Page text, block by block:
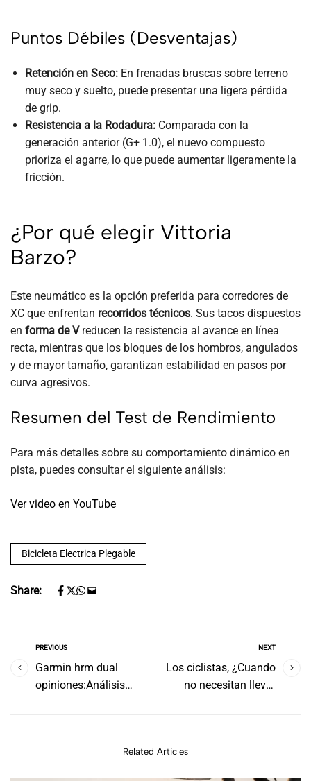
Puntos Débiles (Desventajas)
Retención en Seco:En frenadas bruscas sobre terreno
muy seco y suelto, puede presentar una ligera pérdida
de grip.
Resistencia a la Rodadura:Comparada con la
generación anterior (G+ 1.0), el nuevo compuesto
prioriza el agarre, lo que puede aumentar ligeramente la
fricción.
¿Por qué elegir Vittoria
Barzo?
Este neumático es la opción preferida para corredores de
XC que enfrentan recorridos técnicos. Sus tacos dispuestos
en forma de Vreducen la resistencia al avance en línea
recta, mientras que los bloques de los hombros, angulados
y de mayor tamaño, garantizan estabilidad en pasos por
curva agresivos.
Resumen del Test de Rendimiento
Para más detalles sobre su comportamiento dinámico en
pista, puedes consultar el siguiente análisis:
Ver video en YouTube
Bicicleta Electrica Plegable
Share:
PREVIOUS
Garmin hrm dual
opiniones:Análisis
NEXT
Los ciclistas, ¿Cuando
no necesitan llevar
Related Articles